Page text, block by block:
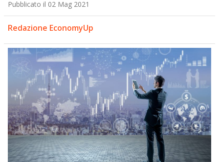
Pubblicato il 02 Mag 2021
Redazione EconomyUp